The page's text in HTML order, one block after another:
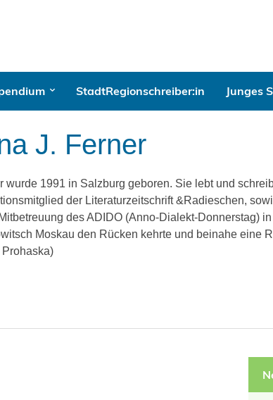
StadtRegionschreiber:in Junges
J. Ferner
wurde 1991 in Salzburg geboren. Sie lebt und
der Literaturzeitschrift &Radieschen,
des ADIDO (Anno-Dialekt-Donnerstag)
Moskau den Rücken kehrte und beinahe eine
Prohaska)